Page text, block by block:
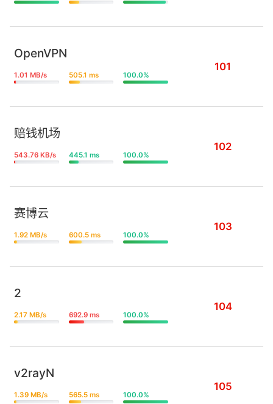
OpenVPN
1.01 MB/s 505.1 ms 100.0%
101
赔钱机场
543.76 KB/s 445.1 ms 100.0%
102
赛博云
1.92 MB/s 600.5 ms 100.0%
103
2
2.17 MB/s 692.9 ms 100.0%
104
v2rayN
1.39 MB/s 565.5 ms 100.0%
105